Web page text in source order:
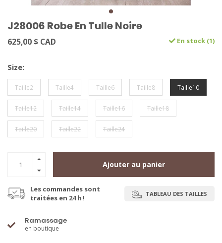
J28006 Robe En Tulle Noire
625,00 $ CAD En stock (1)
Size:
Taille2 Taille4 Taille6 Taille8 Taille10
Taille12 Taille14 Taille16 Taille18
Taille20 Taille22 Taille24
Ajouter au panier
Les commandes sont
traitées en 24 h !
TABLEAU DES TAILLES
Ramassage
en boutique